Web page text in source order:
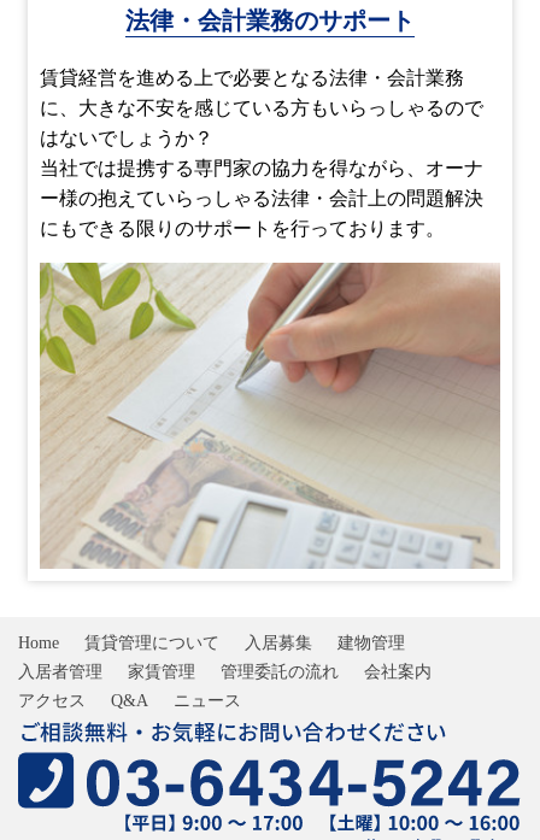
法律・会計業務のサポート
賃貸経営を進める上で必要となる法律・会計業務
に、大きな不安を感じている方もいらっしゃるので
はないでしょうか？
当社では提携する専門家の協力を得ながら、オーナ
ー様の抱えていらっしゃる法律・会計上の問題解決
にもできる限りのサポートを行っております。
Home 賃貸管理について 入居募集
建物管理
入居者管理
家賃管理 管理委託の流れ
会社案内
アクセス
Q&A ニュース